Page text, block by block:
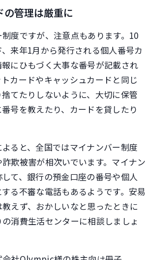
管理は厳重に
度ですが、注意点もあります。10
来年1月から発行される個人番号カ
にひもづく大事な番号が記載され
カードやキャッシュカードと同じ
てたりしないように、大切に保管
号を教えたり、カードを貸したり
ると、全国ではマイナンバー制度
欺被害が相次いでいます。マイナン
て、銀行の預金口座の番号や個人
る不審な電話もあるようです。安易
えず、おかしいなと思ったときに
消費生活センターに相談しましょ